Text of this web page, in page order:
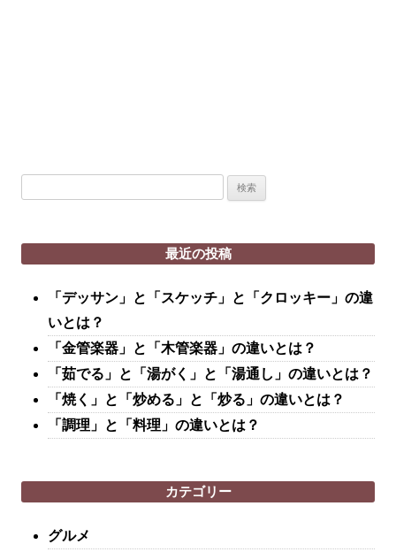
最近の投稿
「デッサン」と「スケッチ」と「クロッキー」の違
いとは？
「金管楽器」と「木管楽器」の違いとは？
「茹でる」と「湯がく」と「湯通し」の違いとは？
「焼く」と「炒める」と「炒る」の違いとは？
「調理」と「料理」の違いとは？
カテゴリー
グルメ